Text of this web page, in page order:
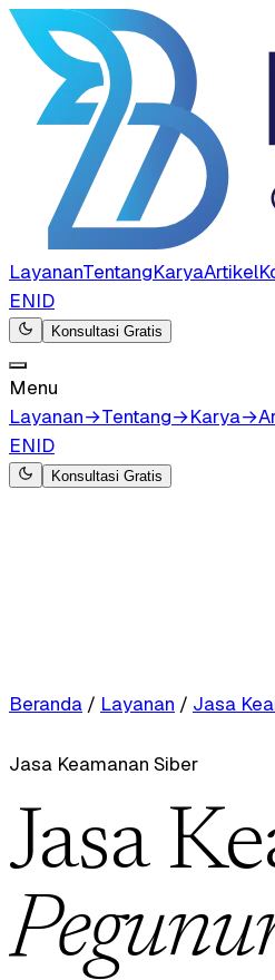
LayananTentangKaryaArtikel
ENID
Konsultasi Gratis
Menu
Layanan→Tentang→Karya→
ENID
Konsultasi Gratis
Beranda / Layanan / Jasa
Jasa Keamanan Siber
Jasa